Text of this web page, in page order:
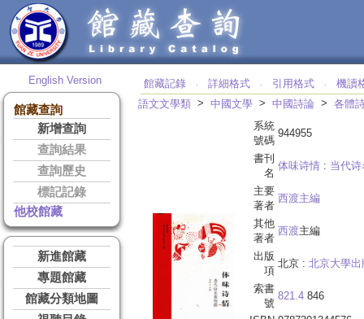
English Version
館藏查詢
新增查詢
查詢結果
查詢歷史
標記記錄
他校館藏
新進館藏
專題館藏
館藏分類地圖
館藏記錄 ‧ 詳細格式 ‧ 引用格式 ‧
機讀
語文文學類 > 中國文學 > 中國詩論 > 各體
系統
號碼
944955
書刊
名
体味诗情 : 当代
主要
著者
西渡主編
其他
著者
西渡主編
出版
項
北京 : 北京大學出
索書
號
821.4 846